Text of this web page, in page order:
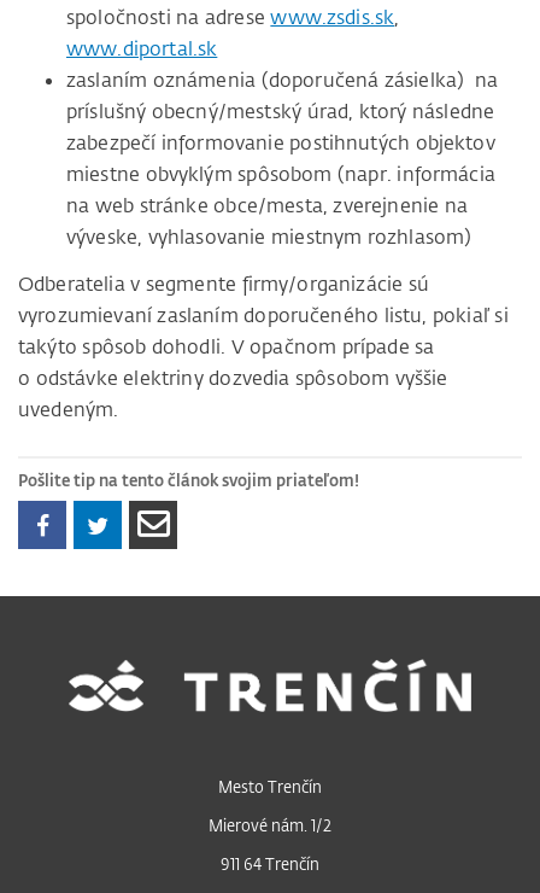
spoločnosti na adresewww.zsdis.sk,
www.diportal.sk
zaslaním oznámenia (doporučená zásielka) na
príslušný obecný/mestský úrad, ktorý následne
zabezpečí informovanie postihnutých objektov
miestne obvyklým spôsobom (napr. informácia
na web stránke obce/mesta, zverejnenie na
výveske, vyhlasovanie miestnym rozhlasom)
Odberatelia v segmente firmy/organizácie sú
vyrozumievaní zaslaním doporučeného listu, pokiaľ si
takýto spôsob dohodli. V opačnom prípade sa
o odstávke elektriny dozvedia spôsobom vyššie
uvedeným.
Pošlite tip na tento článok svojim priateľom!
Mesto Trenčín
Mierové nám. 1/2
911 64 Trenčín